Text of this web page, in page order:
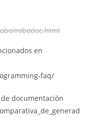
robodoc.html
en
faq/
documentación